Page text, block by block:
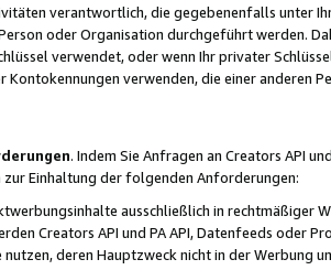
verantwortlich, die gegebenenfalls unter
oder Organisation durchgeführt werden.
verwendet, oder wenn Ihr privater
Kontokennungen verwenden, die einer anderen
. Indem Sie Anfragen an Creators API
zur Einhaltung der folgenden Anforderungen:
ausschließlich in rechtmäßiger
Creators API und PA API, Datenfeeds oder
nutzen, deren Hauptzweck nicht in der Werbung